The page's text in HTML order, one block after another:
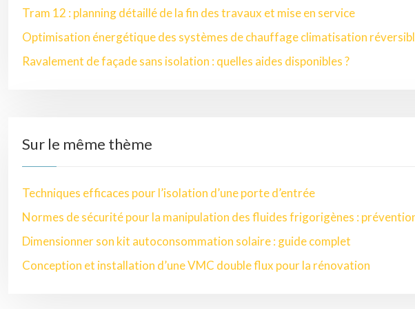
Tram 12 : planning détaillé de la fin des travaux et mise en service
Optimisation énergétique des systèmes de chauffage climatisation
Ravalement de façade sans isolation : quelles aides disponibles ?
Sur le même thème
Techniques efficaces pour l’isolation d’une porte d’entrée
Normes de sécurité pour la manipulation des fluides frigorigènes :
Dimensionner son kit autoconsommation solaire : guide complet
Conception et installation d’une VMC double flux pour la rénovation